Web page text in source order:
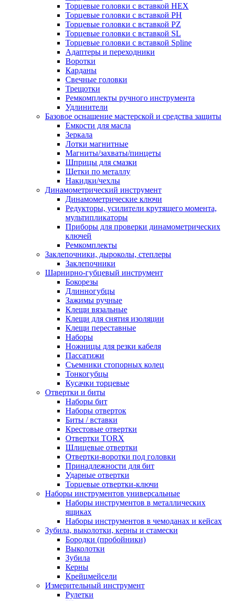
Торцевые головки с вставкой HEX
Торцевые головки с вставкой PH
Торцевые головки с вставкой PZ
Торцевые головки с вставкой SL
Торцевые головки с вставкой Spline
Адаптеры и переходники
Воротки
Карданы
Свечные головки
Трещотки
Ремкомплекты ручного инструмента
Удлинители
Базовое оснащение мастерской и средства защиты
Емкости для масла
Зеркала
Лотки магнитные
Магниты/захваты/пинцеты
Шприцы для смазки
Щетки по металлу
Накидки/чехлы
Динамометрический инструмент
Динамометрические ключи
Редукторы, усилители крутящего момента,
мультипликаторы
Приборы для проверки динамометрических
ключей
Ремкомплекты
Заклепочники, дыроколы, степлеры
Заклепочники
Шарнирно-губцевый инструмент
Бокорезы
Длинногубцы
Зажимы ручные
Клещи вязальные
Клещи для снятия изоляции
Клещи переставные
Наборы
Ножницы для резки кабеля
Пассатижи
Съемники стопорных колец
Тонкогубцы
Кусачки торцевые
Отвертки и биты
Наборы бит
Наборы отверток
Биты / вставки
Крестовые отвертки
Отвертки TORX
Шлицевые отвертки
Отвертки-воротки под головки
Принадлежности для бит
Ударные отвертки
Торцевые отвертки-ключи
Наборы инструментов универсальные
Наборы инструментов в металлических
ящиках
Наборы инструментов в чемоданах и кейсах
Зубила, выколотки, керны и стамески
Бородки (пробойники)
Выколотки
Зубила
Керны
Крейцмейсели
Измерительный инструмент
Рулетки